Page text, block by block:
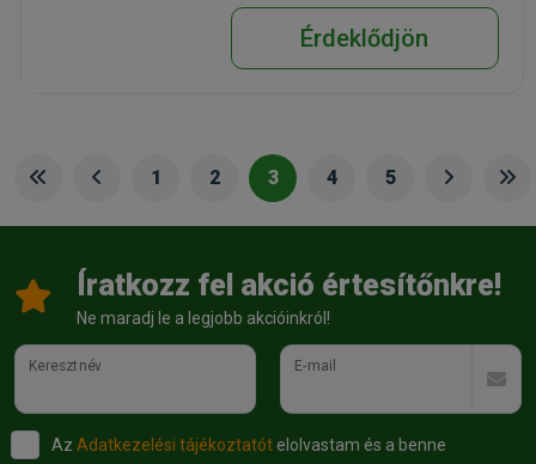
Érdeklődjön
1 2 3 4 5
Íratkozz fel akció értesítőnkre!
Ne maradj le a legjobb akcióinkról!
Keresztnév E-mail
Az Adatkezelési tájékoztatót elolvastam és a benne